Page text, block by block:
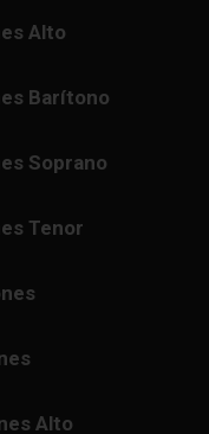
Alto
Barítono
Soprano
Tenor
Alto